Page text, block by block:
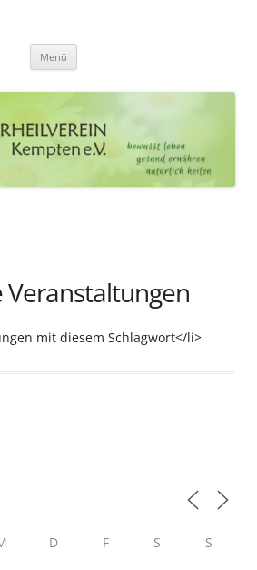
Menü
mit diesem Schlagwort</li>
D F S S